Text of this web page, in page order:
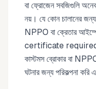
বা ফ্রোজেন সবজিগুলি
নয়। যে কোন চালানের
NPPO বা ক্রেতার
certificate required”
কাস্টমস ব্রোকার বা
ঘটনার জন্য পরিকল্পনা করি